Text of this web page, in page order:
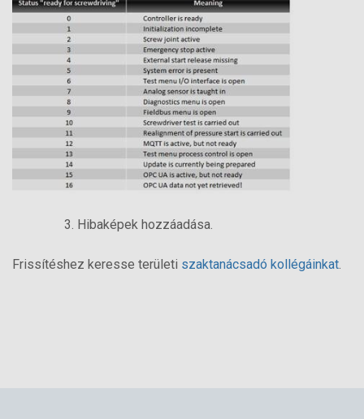
3. Hibaképek hozzáadása.
Frissítéshez keresse területi szaktanácsadó kollégáinkat.